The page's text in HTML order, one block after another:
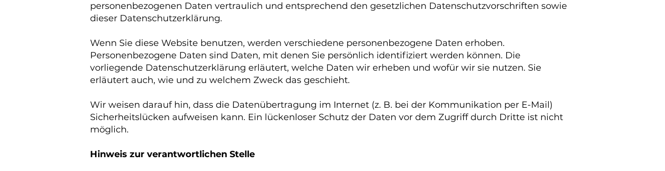
personenbezogenen Daten vertraulich und entsprechend den gesetzlichen Datenschutzvorschriften sowie
dieser Datenschutzerklärung.
Wenn Sie diese Website benutzen, werden verschiedene personenbezogene Daten erhoben.
Personenbezogene Daten sind Daten, mit denen Sie persönlich identifiziert werden können. Die
vorliegende Datenschutzerklärung erläutert, welche Daten wir erheben und wofür wir sie nutzen. Sie
erläutert auch, wie und zu welchem Zweck das geschieht.
Wir weisen darauf hin, dass die Datenübertragung im Internet (z. B. bei der Kommunikation per E-Mail)
Sicherheitslücken aufweisen kann. Ein lückenloser Schutz der Daten vor dem Zugriff durch Dritte ist nicht
möglich.
Hinweis zur verantwortlichen Stelle